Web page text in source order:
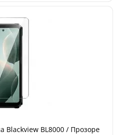
Blackview BL8000 / Прозоре